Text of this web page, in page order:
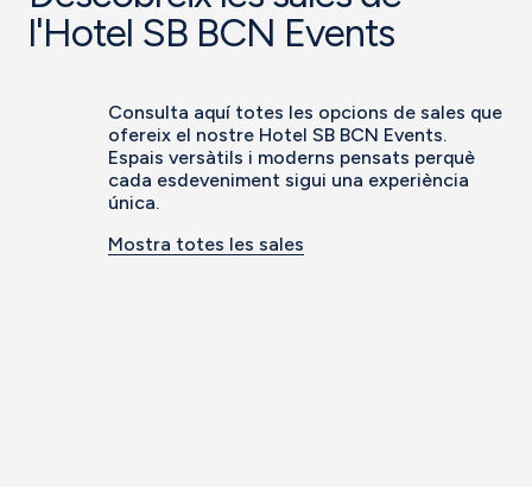
l'Hotel SB BCN Events
Consulta aquí totes les opcions de sales que
ofereix el nostre Hotel SB BCN Events.
Espais versàtils i moderns pensats perquè
cada esdeveniment sigui una experiència
única.
Mostra totes les sales